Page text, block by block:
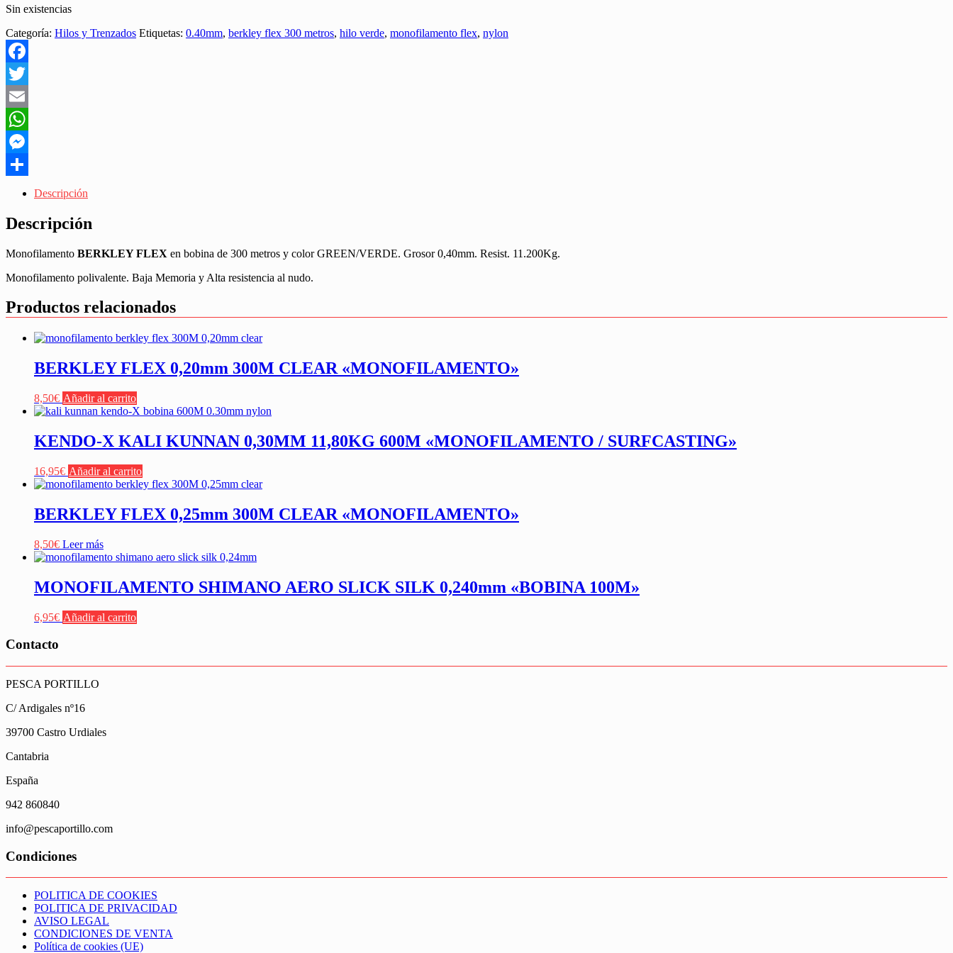
Sin existencias
Categoría: Hilos y Trenzados Etiquetas: 0.40mm, berkley flex 300 metros, hilo verde, monofilamento flex, nylon
Facebook
Twitter
Email
WhatsApp
Messenger
Descripción
Descripción
Monofilamento BERKLEY FLEX en bobina de 300 metros y color GREEN/VERDE. Grosor 0,40mm. Resist. 11.200Kg.
Monofilamento polivalente. Baja Memoria y Alta resistencia al nudo.
Productos relacionados
BERKLEY FLEX 0,20mm 300M CLEAR «MONOFILAMENTO»
8,50€ Añadir al carrito
KENDO-X KALI KUNNAN 0,30MM 11,80KG 600M «MONOFILAMENTO / SURFCASTING»
16,95€ Añadir al carrito
BERKLEY FLEX 0,25mm 300M CLEAR «MONOFILAMENTO»
8,50€ Leer más
MONOFILAMENTO SHIMANO AERO SLICK SILK 0,240mm «BOBINA 100M»
6,95€ Añadir al carrito
Contacto
PESCA PORTILLO
C/ Ardigales nº16
39700 Castro Urdiales
Cantabria
España
942 860840
info@pescaportillo.com
Condiciones
POLITICA DE COOKIES
POLITICA DE PRIVACIDAD
AVISO LEGAL
CONDICIONES DE VENTA
Política de cookies (UE)